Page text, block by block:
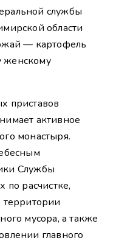
службы
области
— картофель
женскому
приставов
активное
монастыря.
Службы
по расчистке,
территории
мусора, а также
главного